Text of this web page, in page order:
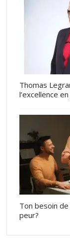
Thomas
l’excellence
Ton besoin
peur?